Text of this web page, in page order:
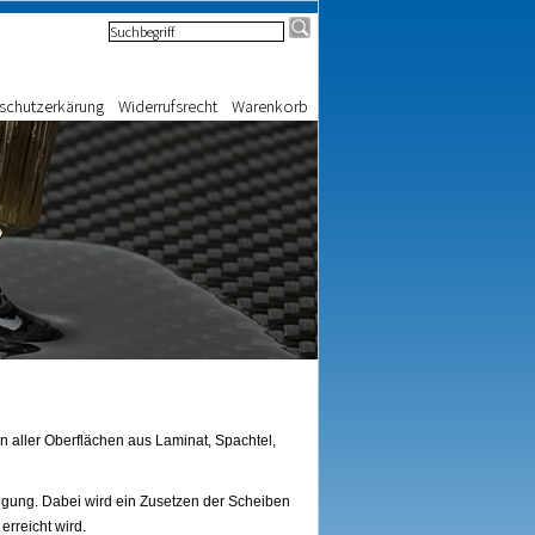
Widerrufsrecht Warenkorb
Oberflächen aus Laminat, Spachtel,
Dabei wird ein Zusetzen der Scheiben
wird.